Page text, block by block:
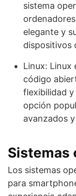
sistema
elegante y
dispositivos
Linux: Linux
código
flexibilidad
opción
avanzados
Sistemas
Los sistemas
para